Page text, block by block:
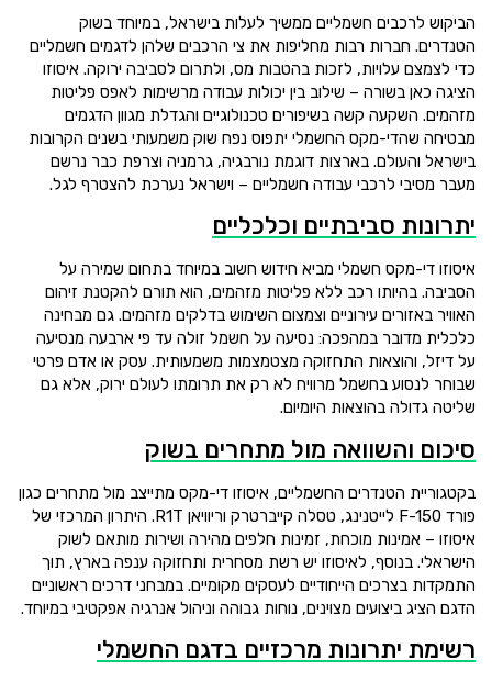
הביקוש לרכבים חשמליים ממשיך לעלות בישראל, במיוחד בשוק
הטנדרים. חברות רבות מחליפות את צי הרכבים שלהן לדגמים חשמליים
כדי לצמצם עלויות, לזכות בהטבות מס, ולתרום לסביבה ירוקה. איסוזו
הציגה כאן בשורה – שילוב בין יכולות עבודה מרשימות לאפס פליטות
מזהמים. השקעה קשה בשיפורים טכנולוגיים והגדלת מגוון הדגמים
מבטיחה שהדי-מקס החשמלי יתפוס נפח שוק משמעותי בשנים הקרובות
בישראל והעולם. בארצות דוגמת נורבגיה, גרמניה וצרפת כבר נרשם
מעבר מסיבי לרכבי עבודה חשמליים – וישראל נערכת להצטרף לגל.
יתרונות סביבתיים וכלכליים
איסוזו די-מקס חשמלי מביא חידוש חשוב במיוחד בתחום שמירה על
הסביבה. בהיותו רכב ללא פליטות מזהמים, הוא תורם להקטנת זיהום
האוויר באזורים עירוניים וצמצום השימוש בדלקים מזהמים. גם מבחינה
כלכלית מדובר במהפכה: נסיעה על חשמל זולה עד פי ארבעה מנסיעה
על דיזל, והוצאות התחזוקה מצטמצמות משמעותית. עסק או אדם פרטי
שבוחר לנסוע בחשמל מרוויח לא רק את תרומתו לעולם ירוק, אלא גם
שליטה גדולה בהוצאות היומיום.
סיכום והשוואה מול מתחרים בשוק
בקטגוריית הטנדרים החשמליים, איסוזו די-מקס מתייצב מול מתחרים כגון
פורד F-150 לייטנינג, טסלה קייברטרק וריוויאן R1T. היתרון המרכזי של
איסוזו – אמינות מוכחת, זמינות חלפים מהירה ושירות מותאם לשוק
הישראלי. בנוסף, לאיסוזו יש רשת מסחרית ותחזוקה ענפה בארץ, תוך
התמקדות בצרכים הייחודיים לעסקים מקומיים. במבחני דרכים ראשוניים
הדגם הציג ביצועים מצוינים, נוחות גבוהה וניהול אנרגיה אפקטיבי במיוחד.
רשימת יתרונות מרכזיים בדגם החשמלי